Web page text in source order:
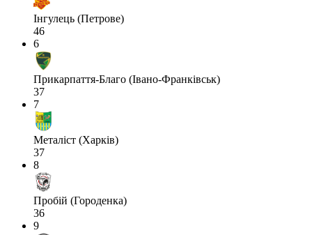
Інгулець (Петрове)
46
6
Прикарпаття-Благо (Івано-Франківськ)
37
7
Металіст (Харків)
37
8
Пробій (Городенка)
36
9